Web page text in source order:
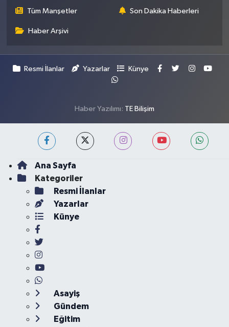
Tüm Manşetler Son Dakika Haberleri
Haber Arşivi
Resmi İlanlar Yazarlar Künye
Haber Yazılımı: TE Bilişim
Ana Sayfa
Kategoriler
Resmi İlanlar
Yazarlar
Künye
Asayiş
Gündem
Eğitim